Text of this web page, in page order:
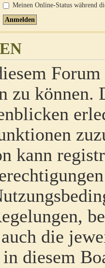
Meinen Online-Status während
zu
kann
die
diesem